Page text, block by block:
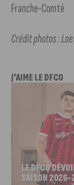
Franche-Comté
Crédit photos :
J'AIME LE DFCO
LE DFCO
SAISON